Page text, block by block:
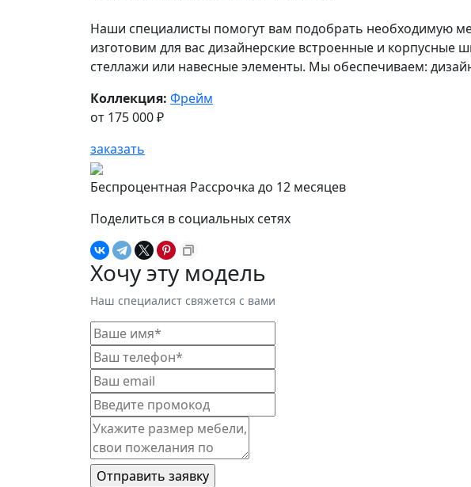
Наши специалисты помогут вам подобрать необходимую
изготовим для вас дизайнерские встроенные и
стеллажи или навесные элементы. Мы обеспечиваем:
Коллекция: Фрейм
от 175 000 ₽
заказать
Беспроцентная Рассрочка до 12 месяцев
Поделиться в социальных сетях
Хочу эту модель
Наш специалист свяжется с вами